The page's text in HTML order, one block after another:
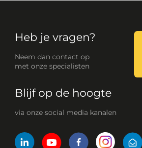
Heb je vragen?
Neem dan contact op
met onze specialisten
Blijf op de hoogte
via onze social media kanalen